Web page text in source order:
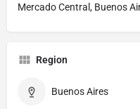
Mercado Central, Buenos
Region
Buenos Aires